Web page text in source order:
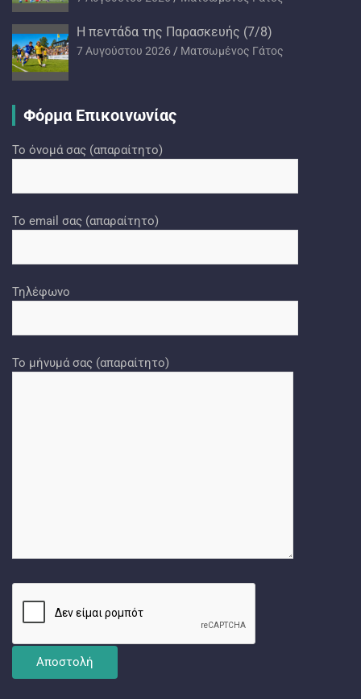
H πεντάδα της Παρασκευής (7/8)
7 Αυγούστου 2026 Ματσωμένος Γάτος
Φόρμα Επικοινωνίας
Το όνομά σας (απαραίτητο)
Το email σας (απαραίτητο)
Τηλέφωνο
Το μήνυμά σας (απαραίτητο)